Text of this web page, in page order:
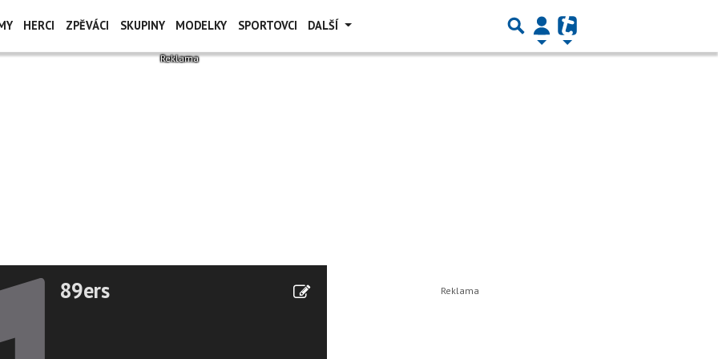
HERCI ZPĚVÁCI SKUPINY MODELKY SPORTOVCI DALŠÍ
89ers